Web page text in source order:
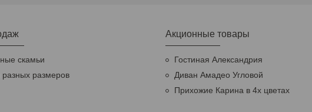
скамьи
разных размеров
Акционные товары
Гостиная Александрия
Диван Амадео Угловой
Прихожие Карина в 4х цветах